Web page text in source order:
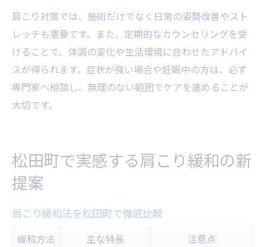
肩こり対策では、施術だけでなく日常の姿勢改善やスト
レッチも重要です。また、定期的なカウンセリングを受
けることで、体調の変化や生活環境に合わせたアドバイ
スが得られます。症状が強い場合や妊娠中の方は、必ず
専門家へ相談し、無理のない範囲でケアを進めることが
大切です。
松田町で実感する肩こり緩和の新
提案
肩こり緩和法を松田町で徹底比較
緩和方法 主な特長
注意点